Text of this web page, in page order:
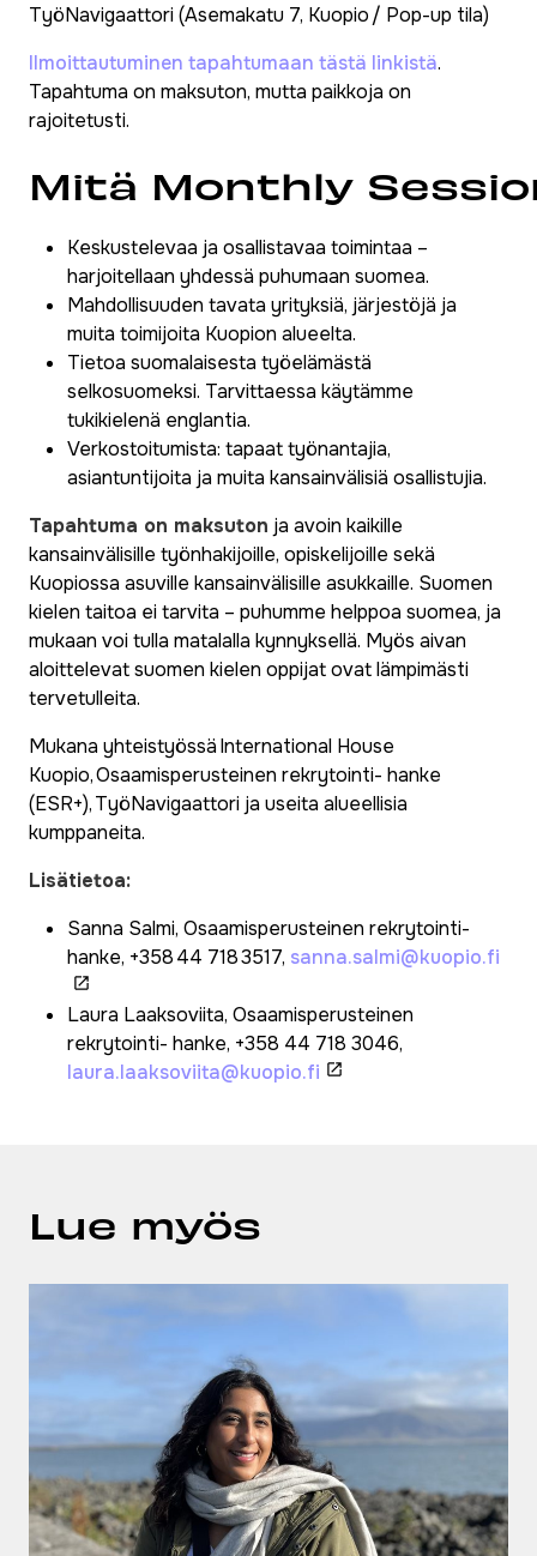
TyöNavigaattori (Asemakatu 7, Kuopio / Pop-up tila)
Ilmoittautuminen tapahtumaan tästä linkistä.
Tapahtuma on maksuton, mutta paikkoja on
rajoitetusti.
Mitä Monthly
Keskustelevaa ja osallistavaa toimintaa –
harjoitellaan yhdessä puhumaan suomea.
Mahdollisuuden tavata yrityksiä, järjestöjä ja
muita toimijoita Kuopion alueelta.
Tietoa suomalaisesta työelämästä
selkosuomeksi. Tarvittaessa käytämme
tukikielenä englantia.
Verkostoitumista: tapaat työnantajia,
asiantuntijoita ja muita kansainvälisiä osallistujia.
Tapahtuma on maksuton ja avoin kaikille
kansainvälisille työnhakijoille, opiskelijoille sekä
Kuopiossa asuville kansainvälisille asukkaille. Suomen
kielen taitoa ei tarvita – puhumme helppoa suomea, ja
mukaan voi tulla matalalla kynnyksellä. Myös aivan
aloittelevat suomen kielen oppijat ovat lämpimästi
tervetulleita.
Mukana yhteistyössä International House
Kuopio, Osaamisperusteinen rekrytointi- hanke
(ESR+), TyöNavigaattori ja useita alueellisia
kumppaneita.
Lisätietoa:
Sanna Salmi, Osaamisperusteinen rekrytointi-
hanke, +358 44 718 3517, sanna.salmi@kuopio.fi
Laura Laaksoviita, Osaamisperusteinen
rekrytointi- hanke, +358 44 718 3046,
laura.laaksoviita@kuopio.fi
Lue myös